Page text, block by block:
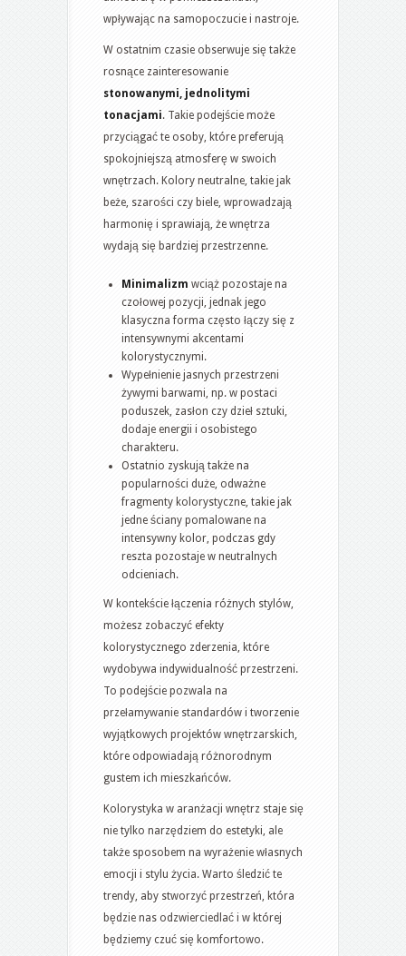
wpływając na samopoczucie i nastroje.
W ostatnim czasie obserwuje się także
rosnące zainteresowanie
stonowanymi, jednolitymi
tonacjami. Takie podejście może
przyciągać te osoby, które preferują
spokojniejszą atmosferę w swoich
wnętrzach. Kolory neutralne, takie jak
beże, szarości czy biele, wprowadzają
harmonię i sprawiają, że wnętrza
wydają się bardziej przestrzenne.
Minimalizm wciąż pozostaje na
czołowej pozycji, jednak jego
klasyczna forma często łączy się z
intensywnymi akcentami
kolorystycznymi.
Wypełnienie jasnych przestrzeni
żywymi barwami, np. w postaci
poduszek, zasłon czy dzieł sztuki,
dodaje energii i osobistego
charakteru.
Ostatnio zyskują także na
popularności duże, odważne
fragmenty kolorystyczne, takie jak
jedne ściany pomalowane na
intensywny kolor, podczas gdy
reszta pozostaje w neutralnych
odcieniach.
W kontekście łączenia różnych stylów,
możesz zobaczyć efekty
kolorystycznego zderzenia, które
wydobywa indywidualność przestrzeni.
To podejście pozwala na
przełamywanie standardów i tworzenie
wyjątkowych projektów wnętrzarskich,
które odpowiadają różnorodnym
gustem ich mieszkańców.
Kolorystyka w aranżacji wnętrz staje się
nie tylko narzędziem do estetyki, ale
także sposobem na wyrażenie własnych
emocji i stylu życia. Warto śledzić te
trendy, aby stworzyć przestrzeń, która
będzie nas odzwierciedlać i w której
będziemy czuć się komfortowo.